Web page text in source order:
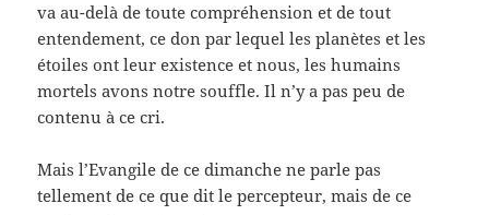
va au-delà de toute compréhension et de tout
entendement, ce don par lequel les planètes et les
étoiles ont leur existence et nous, les humains
mortels avons notre souffle. Il n’y a pas peu de
contenu à ce cri.
Mais l’Evangile de ce dimanche ne parle pas
tellement de ce que dit le percepteur, mais de ce